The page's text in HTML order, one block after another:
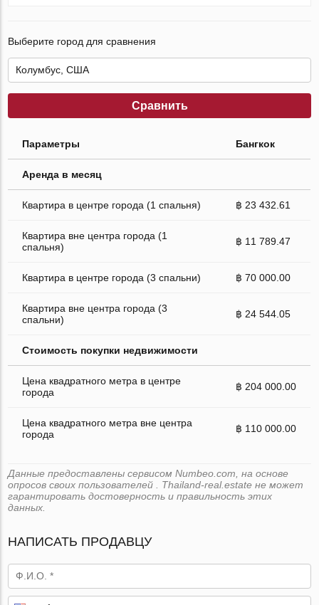
Выберите город для сравнения
Сравнить
Параметры Бангкок
Аренда в месяц
Квартира в центре города (1 спальня) ฿ 23 432.61
Квартира вне центра города (1
спальня)
฿ 11 789.47
Квартира в центре города (3 спальни) ฿ 70 000.00
Квартира вне центра города (3
спальни)
฿ 24 544.05
Стоимость покупки недвижимости
Цена квадратного метра в центре
города
฿ 204 000.00
Цена квадратного метра вне центра
города
฿ 110 000.00
Данные предоставлены сервисом Numbeo.com, на основе
опросов своих пользователей . Thailand-real.estate не может
гарантировать достоверность и правильность этих
данных.
НАПИСАТЬ ПРОДАВЦУ